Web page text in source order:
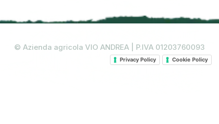
© Azienda agricola VIO ANDREA | P.IVA 01203760093
Privacy Policy Cookie Policy